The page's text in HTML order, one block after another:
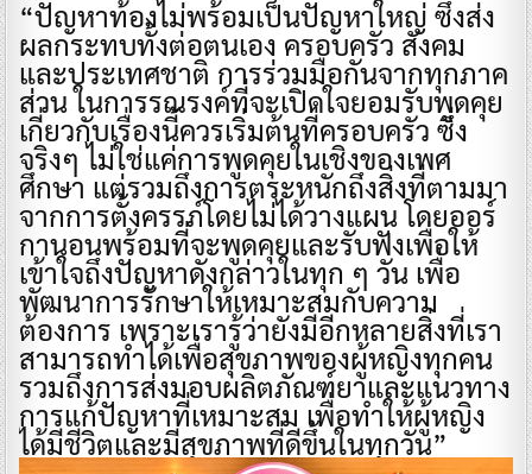
“ปัญหาท้องไม่พร้อมเป็นปัญหาใหญ่ ซึ่งส่ง
ผลกระทบทั้งต่อตนเอง ครอบครัว สังคม
และประเทศชาติ การร่วมมือกันจากทุกภาค
ส่วน ในการรณรงค์ที่จะเปิดใจยอมรับพูดคุย
เกี่ยวกับเรื่องนี้ควรเริ่มต้นที่ครอบครัว ซึ่ง
จริงๆ ไม่ใช่แค่การพูดคุยในเชิงของเพศ
ศึกษา แต่รวมถึงการตระหนักถึงสิ่งที่ตามมา
จากการตั้งครรภ์โดยไม่ได้วางแผน โดยออร์
กานอนพร้อมที่จะพูดคุยและรับฟังเพื่อให้
เข้าใจถึงปัญหาดังกล่าวในทุก ๆ วัน เพื่อ
พัฒนาการรักษาให้เหมาะสมกับความ
ต้องการ เพราะเรารู้ว่ายังมีอีกหลายสิ่งที่เรา
สามารถทำได้เพื่อสุขภาพของผู้หญิงทุกคน
รวมถึงการส่งมอบผลิตภัณฑ์ยาและแนวทาง
การแก้ปัญหาที่เหมาะสม เพื่อทำให้ผู้หญิง
ได้มีชีวิตและมีสุขภาพที่ดีขึ้นในทุกวัน”